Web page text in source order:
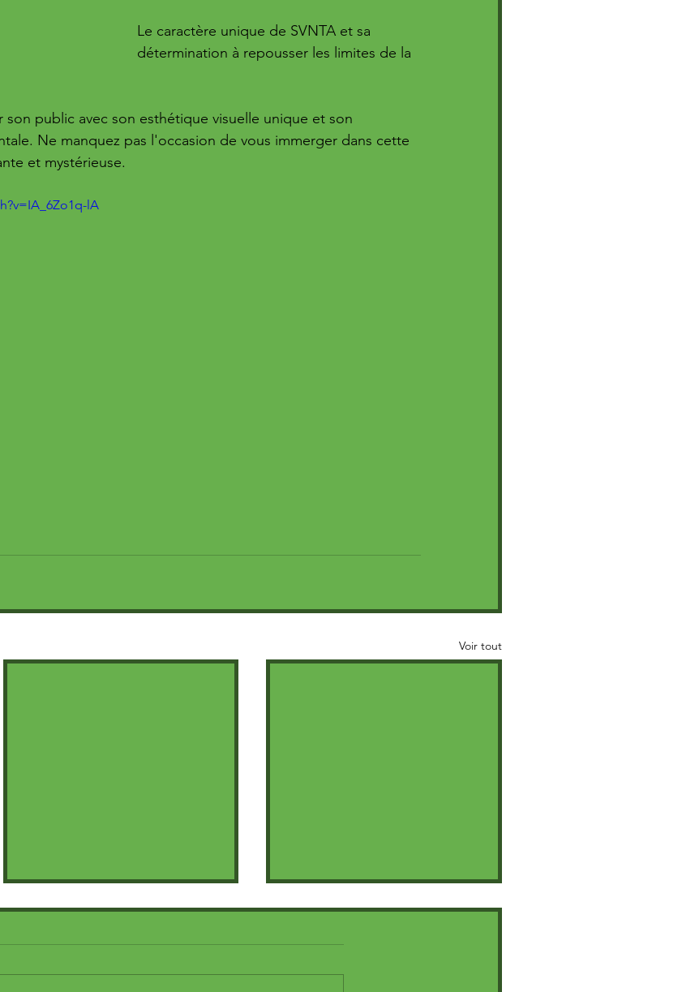
Le caractère unique de SVNTA et sa
détermination à repousser les limites de la
son public avec son esthétique visuelle unique et son
Ne manquez pas l'occasion de vous immerger dans cette
et mystérieuse.
lA
Voir tout